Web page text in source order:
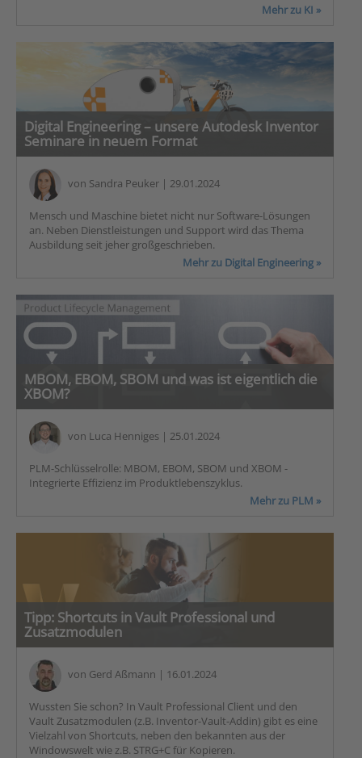
Mehr zu KI »
Digital Engineering – unsere Autodesk Inventor
Seminare in neuem Format
von Sandra Peuker | 29.01.2024
Mensch und Maschine bietet nicht nur Software-Lösungen
an. Neben Dienstleistungen und Support wird das Thema
Ausbildung seit jeher großgeschrieben.
Mehr zu Digital Engineering »
MBOM, EBOM, SBOM und was ist eigentlich die
XBOM?
von Luca Henniges | 25.01.2024
PLM-Schlüsselrolle: MBOM, EBOM, SBOM und XBOM -
Integrierte Effizienz im Produktlebenszyklus.
Mehr zu PLM »
Tipp: Shortcuts in Vault Professional und
Zusatzmodulen
von Gerd Aßmann | 16.01.2024
Wussten Sie schon? In Vault Professional Client und den
Vault Zusatzmodulen (z.B. Inventor-Vault-Addin) gibt es eine
Vielzahl von Shortcuts, neben den bekannten aus der
Windowswelt wie z.B. STRG+C für Kopieren.